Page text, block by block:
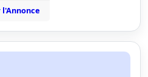
l'Annonce